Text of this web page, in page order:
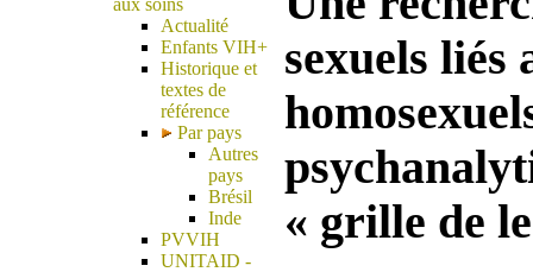
aux soins
Actualité
Enfants VIH+
Historique et
textes de
référence
Par pays
Autres
pays
Brésil
Inde
PVVIH
UNITAID -
sexuels liés
« grille de